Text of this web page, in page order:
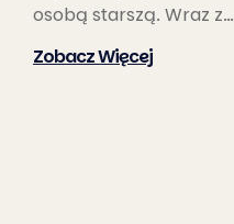
osobą starszą. Wraz z…